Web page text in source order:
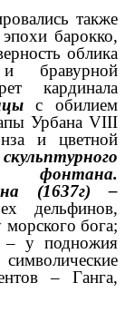
также
эпохи барокко,
облика
бравурной
кардинала
с обилием
Урбана VIII
и цветной
фонтана.
(1637г) –
дельфинов,
бога;
у подножия
– Ганга,